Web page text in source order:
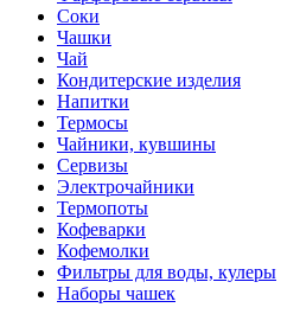
Соки
Чашки
Чай
Кондитерские изделия
Напитки
Термосы
Чайники, кувшины
Сервизы
Электрочайники
Термопоты
Кофеварки
Кофемолки
Фильтры для воды, кулеры
Наборы чашек